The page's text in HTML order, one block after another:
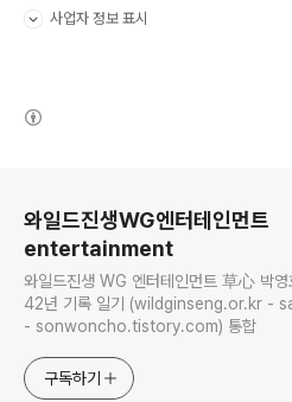
사업자 정보 표시
와일드진생WG엔터테인먼트
entertainment
와일드진생 WG 엔터테인먼트 草心 박영
42년 기록 일기 (wildginseng.or.kr - sanwoncho.or.kr
- sonwoncho.tistory.com) 통합
구독하기